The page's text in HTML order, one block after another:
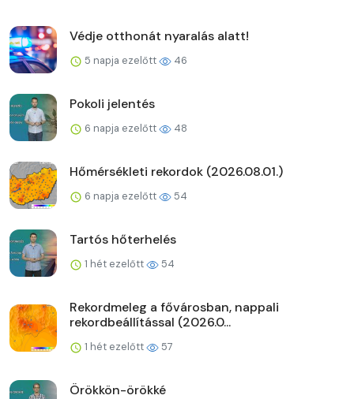
Védje otthonát nyaralás alatt!
5 napja ezelőtt 46
Pokoli jelentés
6 napja ezelőtt 48
Hőmérsékleti rekordok (2026.08.01.)
6 napja ezelőtt 54
Tartós hőterhelés
1 hét ezelőtt 54
Rekordmeleg a fővárosban, nappali
rekordbeállítással (2026.0...
1 hét ezelőtt 57
Örökkön-örökké